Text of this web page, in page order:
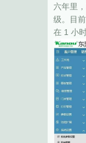
六年里
级。目
在 1 小